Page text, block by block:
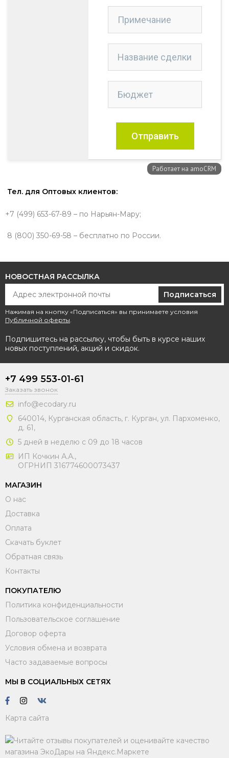
Тел. для Оптовых клиентов:
+7 (499) 653-67-89 – по Нарьян-Мару;
8 (800) 350-69-58 – бесплатно по России.
НОВОСТНАЯ РАССЫЛКА
Подписаться
Нажимая на кнопку «Подписаться» вы принимаете условия
Публичной оферты.
Подпишитесь на рассылку, чтобы быть в курсе наших
новых поступлений, акций и скидок.
+7 499 553-01-61
Заказать звонок
info@ecodary.ru
640014, Курганская область, г. Курган, ул. Пархоменко,
д. 61,
5 дней в неделю с 09 до 18 часов
ИП Кочкин А.А.,
ОГРНИП 316774600073437
МАГАЗИН
О нас
Доставка
Оплата
Скачать буклет
Обратная связь
Контакты
ПОКУПАТЕЛЮ
Политика конфиденциальности
Пользовательское соглашение
Договор оферта
Условия обмена и возврата
Часто задаваемые вопросы
МЫ В СОЦИАЛЬНЫХ СЕТЯХ
Карта сайта